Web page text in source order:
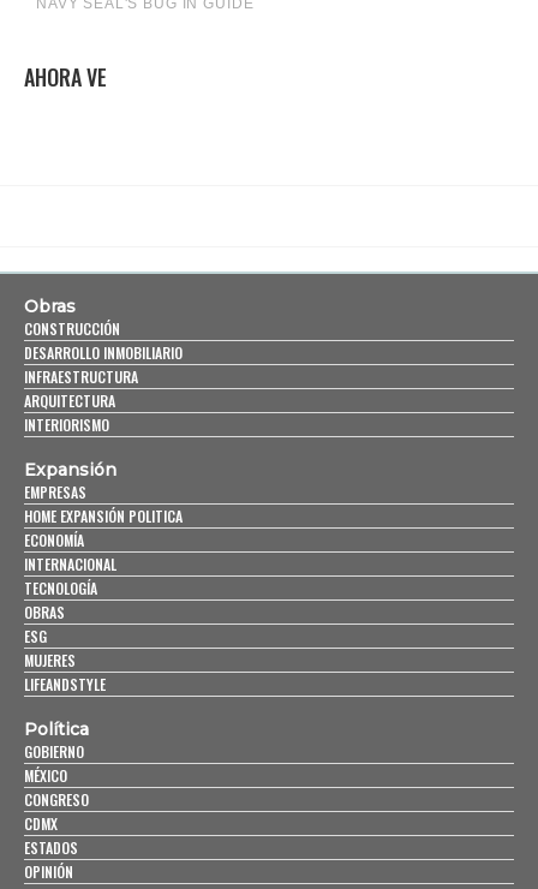
AHORA VE
Obras
CONSTRUCCIÓN
DESARROLLO INMOBILIARIO
INFRAESTRUCTURA
ARQUITECTURA
INTERIORISMO
Expansión
EMPRESAS
HOME EXPANSIÓN POLITICA
ECONOMÍA
INTERNACIONAL
TECNOLOGÍA
OBRAS
ESG
MUJERES
LIFEANDSTYLE
Política
GOBIERNO
MÉXICO
CONGRESO
CDMX
ESTADOS
OPINIÓN